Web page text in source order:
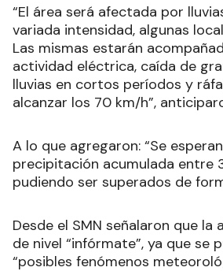
“El área será afectada por
variada intensidad, algunas
Las mismas estarán
actividad eléctrica, caída de
lluvias en cortos períodos y
alcanzar los 70 km/h”,
A lo que agregaron: “Se
precipitación acumulada entre
pudiendo ser superados de
Desde el SMN señalaron que la
de nivel “infórmate”, ya que se
“posibles fenómenos